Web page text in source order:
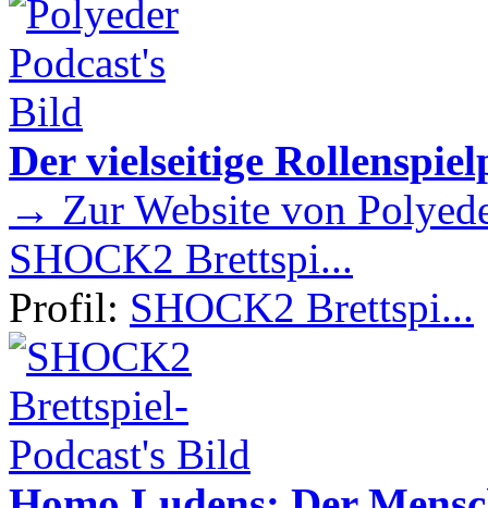
Der vielseitige
→ Zur Website von
SHOCK2 Brettspi...
Profil: SHOCK2 Brettspi...